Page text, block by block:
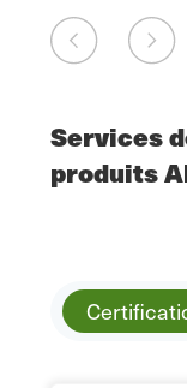
Services
produits